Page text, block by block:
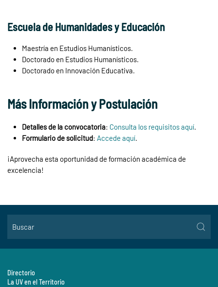
Escuela de Humanidades y Educación
Maestría en Estudios Humanísticos.
Doctorado en Estudios Humanísticos.
Doctorado en Innovación Educativa.
Más Información y Postulación
Detalles de la convocatoria: Consulta los requisitos aquí.
Formulario de solicitud: Accede aquí.
¡Aprovecha esta oportunidad de formación académica de
excelencia!
Directorio
La UV en el Territorio